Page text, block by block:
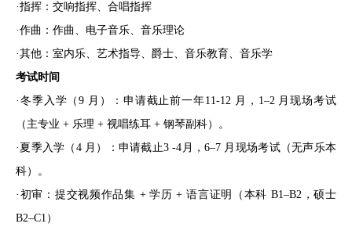
·指挥：交响指挥、合唱指挥
·作曲：作曲、电子音乐、音乐理论
·其他：室内乐、艺术指导、爵士、音乐教育、音乐学
考试时间
·冬季入学（9 月）：申请截止前一年11-12 月，1–2 月现场考试
（主专业 + 乐理 + 视唱练耳 + 钢琴副科）。
·夏季入学（4 月）：申请截止3 -4月，6–7 月现场考试（无声乐本
科）。
·初审：提交视频作品集 + 学历 + 语言证明（本科 B1–B2，硕士
B2–C1）